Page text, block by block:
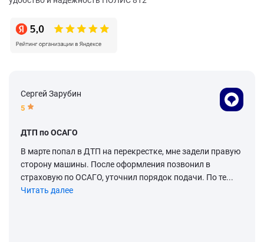
Сергей Зарубин
5
ДТП по ОСАГО
В марте попал в ДТП на перекрестке, мне задели правую
сторону машины. После оформления позвонил в
страховую по ОСАГО, уточнил порядок подачи. По те...
Читать далее